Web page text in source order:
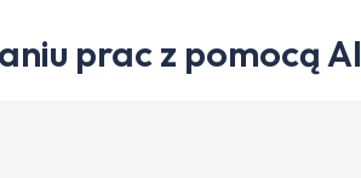
prac z pomocą AI